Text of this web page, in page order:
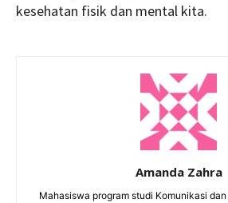
kesehatan fisik dan mental kita.
Amanda Zahra
Mahasiswa program studi Komunikasi